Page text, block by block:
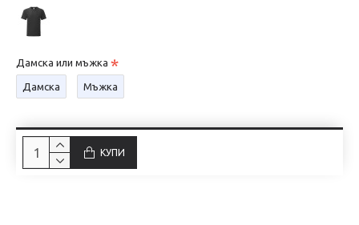
Дамска или мъжка
Дамска Мъжка
КУПИ